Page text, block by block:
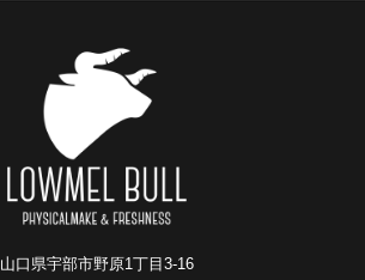
山口県宇部市野原1丁目3-16